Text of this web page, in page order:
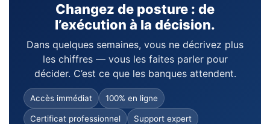
Changez de posture : de
l’exécution à la décision.
Dans quelques semaines, vous ne décrivez plus
les chiffres — vous les faites parler pour
décider. C’est ce que les banques attendent.
Accès immédiat 100% en ligne
Certificat professionnel Support expert